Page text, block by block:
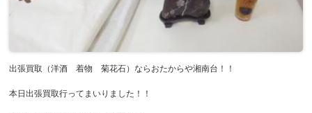
出張買取（洋酒 着物 菊花石）ならおたからや湘南台！！
本日出張買取行ってまいりました！！